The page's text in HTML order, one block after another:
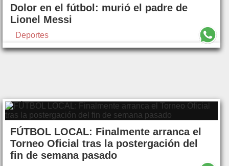
Dolor en el fútbol: murió el padre de
Lionel Messi
Deportes
FÚTBOL LOCAL: Finalmente arranca el
Torneo Oficial tras la postergación del
fin de semana pasado